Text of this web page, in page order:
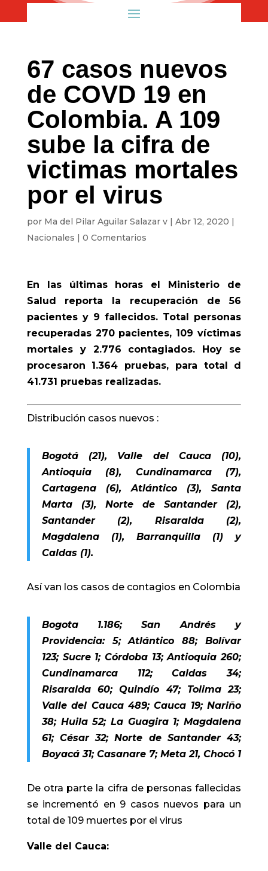
67 casos nuevos
de COVD 19 en
Colombia. A 109
sube la cifra de
victimas mortales
por el virus
por Ma del Pilar Aguilar Salazar v| Abr 12, 2020 |
Nacionales | 0 Comentarios
En las últimas horas el Ministerio de
Salud reporta la recuperación de 56
pacientes y 9 fallecidos. Total personas
recuperadas 270 pacientes, 109 víctimas
mortales y 2.776 contagiados. Hoy se
procesaron 1.364 pruebas, para total d
41.731 pruebas realizadas.
Distribución casos nuevos :
Bogotá (21), Valle del Cauca (10),
Antioquia (8), Cundinamarca (7),
Cartagena (6), Atlántico (3), Santa
Marta (3), Norte de Santander (2),
Santander (2), Risaralda (2),
Magdalena (1), Barranquilla (1) y
Caldas (1).
Así van los casos de contagios en Colombia
Bogota 1.186; San Andrés y
Providencia: 5; Atlántico 88; Bolívar
123; Sucre 1; Córdoba 13; Antioquia 260;
Cundinamarca 112; Caldas 34;
Risaralda 60; Quindío 47; Tolima 23;
Valle del Cauca 489; Cauca 19; Nariño
38; Huila 52; La Guagira 1; Magdalena
61; César 32; Norte de Santander 43;
Boyacá 31; Casanare 7; Meta 21, Chocó 1
De otra parte la cifra de personas fallecidas
se incrementó en 9 casos nuevos para un
total de 109 muertes por el virus
Valle del Cauca: